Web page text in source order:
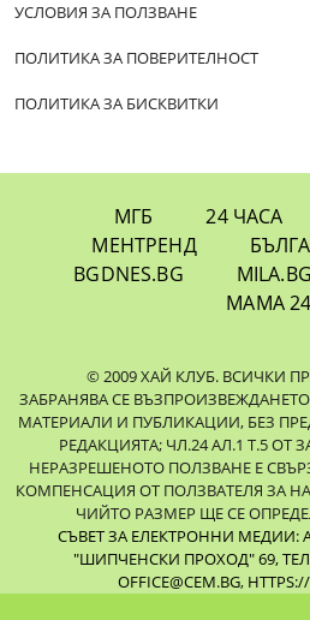
УСЛОВИЯ ЗА ПОЛЗВАНЕ
ПОЛИТИКА ЗА ПОВЕРИТЕЛНОСТ
ПОЛИТИКА ЗА БИСКВИТКИ
МГБ 24 ЧАСА
МЕНТРЕНД
BGDNES.BG
MILA.BG
МАМА 24
© 2009 ХАЙ КЛУБ. ВСИЧКИ
ЗАБРАНЯВА СЕ
МАТЕРИАЛИ И ПУБЛИКАЦИИ, БЕЗ
РЕДАКЦИЯТА; ЧЛ.24 АЛ.1 Т.5 ОТ
НЕРАЗРЕШЕНОТО ПОЛЗВАНЕ Е
КОМПЕНСАЦИЯ ОТ ПОЛЗВАТЕЛЯ ЗА
ЧИЙТО РАЗМЕР ЩЕ СЕ
СЪВЕТ ЗА ЕЛЕКТРОННИ МЕДИИ:
"ШИПЧЕНСКИ ПРОХОД" 69, ТЕЛ:
OFFICE@CEM.BG,